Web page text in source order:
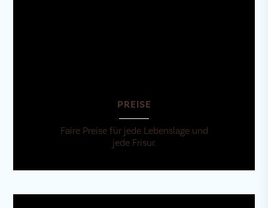
PREISE
Faire Preise für jede Lebenslage und
jede Frisur.